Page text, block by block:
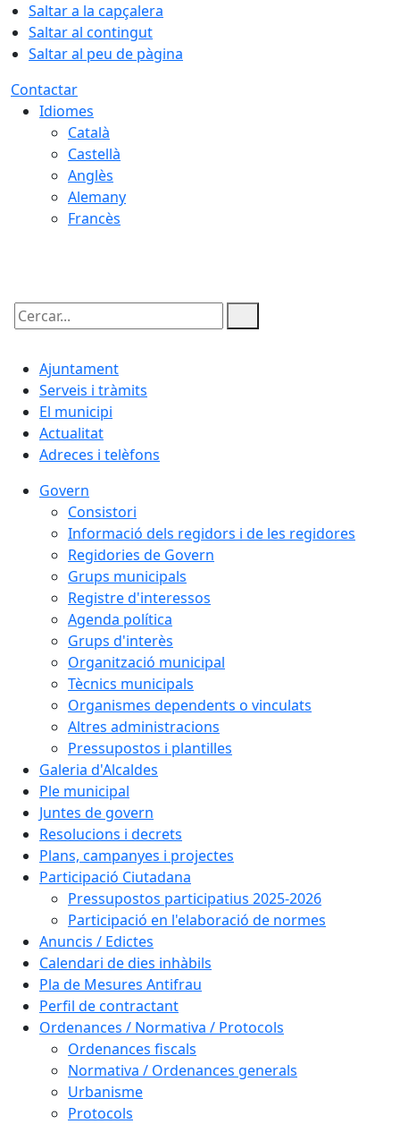
Saltar a la capçalera
Saltar al contingut
Saltar al peu de pàgina
Contactar
Idiomes
Català
Castellà
Anglès
Alemany
Francès
Cercar:
Ajuntament
Serveis i tràmits
El municipi
Actualitat
Adreces i telèfons
Govern
Consistori
Informació dels regidors i de les regidores
Regidories de Govern
Grups municipals
Registre d'interessos
Agenda política
Grups d'interès
Organització municipal
Tècnics municipals
Organismes dependents o vinculats
Altres administracions
Pressupostos i plantilles
Galeria d'Alcaldes
Ple municipal
Juntes de govern
Resolucions i decrets
Plans, campanyes i projectes
Participació Ciutadana
Pressupostos participatius 2025-2026
Participació en l'elaboració de normes
Anuncis / Edictes
Calendari de dies inhàbils
Pla de Mesures Antifrau
Perfil de contractant
Ordenances / Normativa / Protocols
Ordenances fiscals
Normativa / Ordenances generals
Urbanisme
Protocols